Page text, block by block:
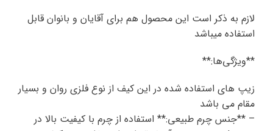
لازم به ذکر است این محصول هم برای آقایان و بانوان قابل
استفاده میباشد
**ویژگی‌ها:**
زیپ های استفاده شده در این کیف از نوع فلزی روان و بسیار
مقام می باشد
– **جنس چرم طبیعی:** استفاده از چرم با کیفیت بالا در